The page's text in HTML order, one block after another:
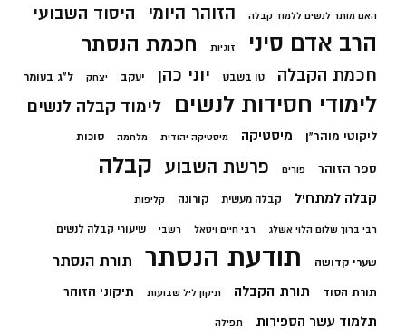
האם מותר לנשים ללמוד קבלה הזוהר היומי היסוד השבועי
הרב אדם סיני זוגיות חכמת הנסתר
חכמת הקבלה טו בשבט יוני כהן יעקב יצחק ל"ג בעומר
לימודי חסידות לנשים לימוד קבלה לנשים
ליקוטי מוהר"ן מיסטיקה מיסטיקה יהודית מלחמה סוכות
ספר הזוהר פורים פרשת השבוע קבלה
קבלה למתחיל קבלה מעשית קורונה קליפות
רבי ברוך שלום הלוי אשלג רבי חיים ויטאל רשבי שיעורי קבלה לנשים
שערי קדושה תודעת הנסתר תורת הנסתר
תורת הסוד תורת הקבלה תיקון ליל שבועות תיקוני הזוהר
תלמוד עשר הספירות תפילה